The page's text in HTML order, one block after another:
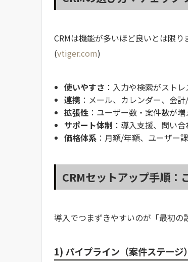
CRMは機能が多いほど良いとは限
(vtiger.com)
使いやすさ ：入力や検索がスト
連携 ：メール、カレンダー、会
拡張性 ：ユーザー数・案件数が
サポート体制 ：導入支援、問い
価格体系 ：月額/年額、ユーザー
CRMセットアップ手順：
導入でつまずきやすいのが「最初の
1) パイプライン（案件ステージ